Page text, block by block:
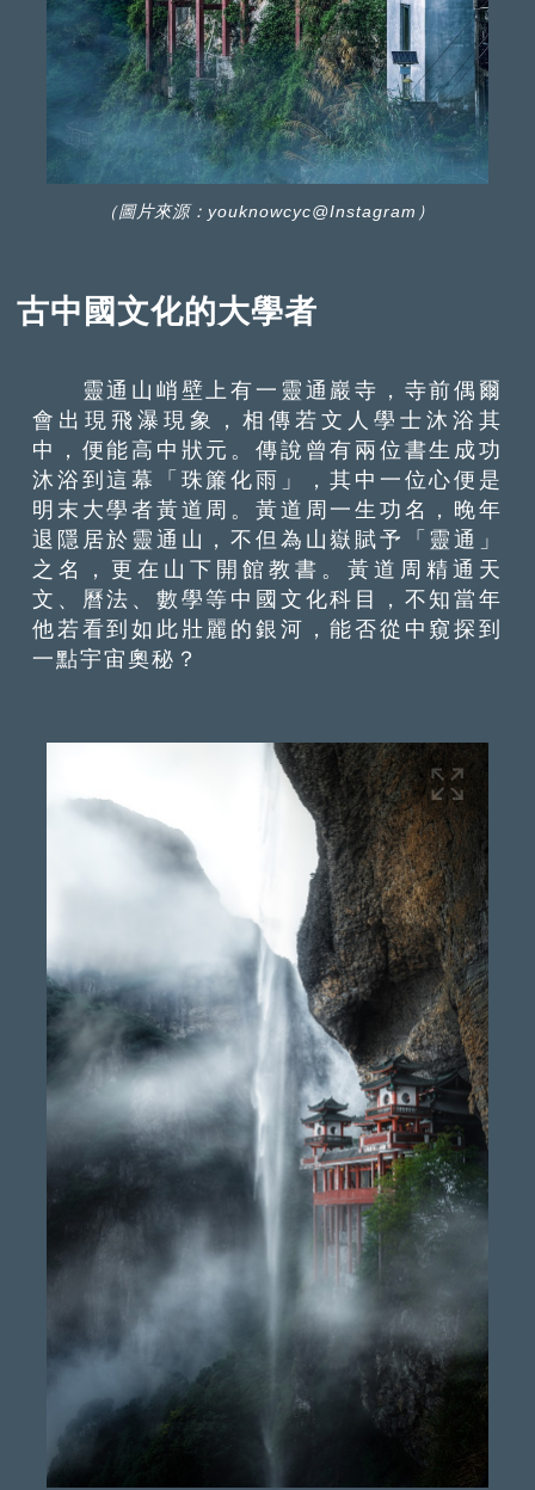
（圖片來源：youknowcyc@Instagram）
古中國文化的大學者
靈通山峭壁上有一靈通巖寺，寺前偶爾
會出現飛瀑現象，相傳若文人學士沐浴其
中，便能高中狀元。傳說曾有兩位書生成功
沐浴到這幕「珠簾化雨」，其中一位心便是
明末大學者黃道周。黃道周一生功名，晚年
退隱居於靈通山，不但為山嶽賦予「靈通」
之名，更在山下開館教書。黃道周精通天
文、曆法、數學等中國文化科目，不知當年
他若看到如此壯麗的銀河，能否從中窺探到
一點宇宙奧秘？